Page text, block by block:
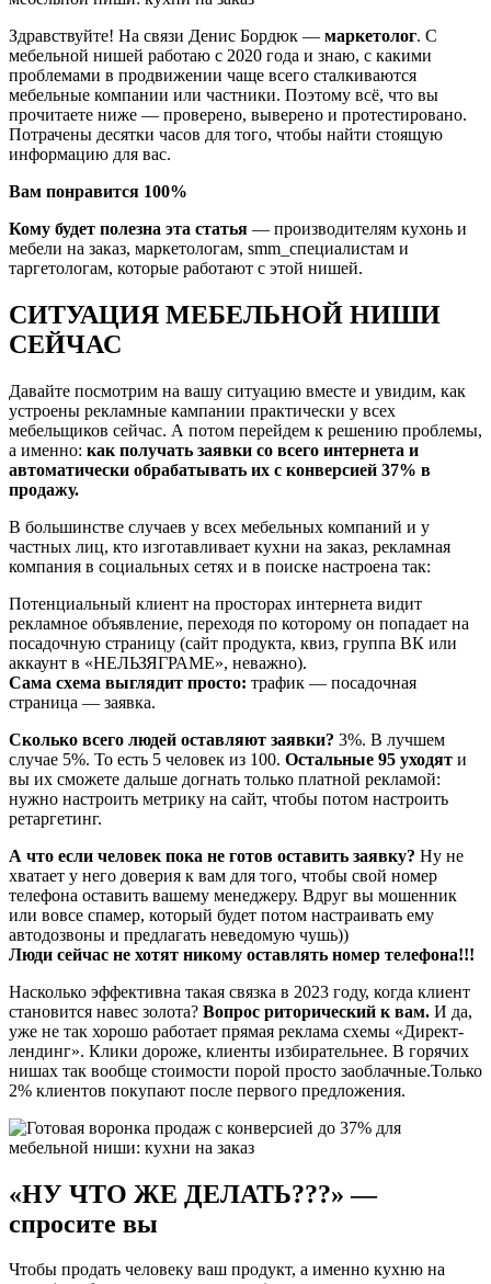
Здравствуйте! На связи Денис Бордюк — маркетолог. С
мебельной нишей работаю с 2020 года и знаю, с какими
проблемами в продвижении чаще всего сталкиваются
мебельные компании или частники. Поэтому всё, что вы
прочитаете ниже — проверено, выверено и протестировано.
Потрачены десятки часов для того, чтобы найти стоящую
информацию для вас.
Вам понравится 100%
Кому будет полезна эта статья — производителям кухонь и
мебели на заказ, маркетологам, smm_специалистам и
таргетологам, которые работают с этой нишей.
СИТУАЦИЯ МЕБЕЛЬНОЙ НИШИ
СЕЙЧАС
Давайте посмотрим на вашу ситуацию вместе и увидим, как
устроены рекламные кампании практически у всех
мебельщиков сейчас. А потом перейдем к решению проблемы,
а именно: как получать заявки со всего интернета и
автоматически обрабатывать их с конверсией 37% в
продажу.
В большинстве случаев у всех мебельных компаний и у
частных лиц, кто изготавливает кухни на заказ, рекламная
компания в социальных сетях и в поиске настроена так:
Потенциальный клиент на просторах интернета видит
рекламное объявление, переходя по которому он попадает на
посадочную страницу (сайт продукта, квиз, группа ВК или
аккаунт в «НЕЛЬЗЯГРАМЕ», неважно).
Сама схема выглядит просто: трафик — посадочная
страница — заявка.
Сколько всего людей оставляют заявки? 3%. В лучшем
случае 5%. То есть 5 человек из 100. Остальные 95 уходят и
вы их сможете дальше догнать только платной рекламой:
нужно настроить метрику на сайт, чтобы потом настроить
ретаргетинг.
А что если человек пока не готов оставить заявку? Ну не
хватает у него доверия к вам для того, чтобы свой номер
телефона оставить вашему менеджеру. Вдруг вы мошенник
или вовсе спамер, который будет потом настраивать ему
автодозвоны и предлагать неведомую чушь))
Люди сейчас не хотят никому оставлять номер телефона!!!
Насколько эффективна такая связка в 2023 году, когда клиент
становится навес золота? Вопрос риторический к вам. И да,
уже не так хорошо работает прямая реклама схемы «Директ-
лендинг». Клики дороже, клиенты избирательнее. В горячих
нишах так вообще стоимости порой просто заоблачные.Только
2% клиентов покупают после первого предложения.
«НУ ЧТО ЖЕ ДЕЛАТЬ???» —
спросите вы
Чтобы продать человеку ваш продукт, а именно кухню на